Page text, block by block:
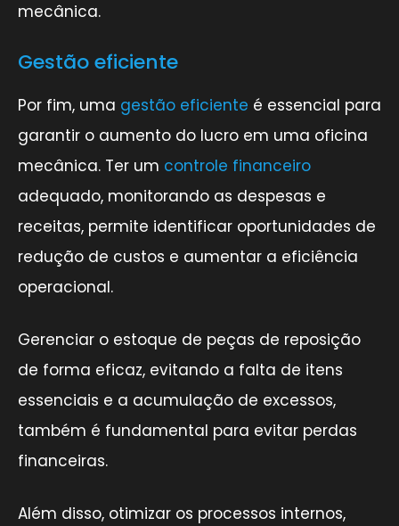
mecânica.
Gestão eficiente
Por fim, uma gestão eficiente é essencial para
garantir o aumento do lucro em uma oficina
mecânica. Ter um controle financeiro
adequado, monitorando as despesas e
receitas, permite identificar oportunidades de
redução de custos e aumentar a eficiência
operacional.
Gerenciar o estoque de peças de reposição
de forma eficaz, evitando a falta de itens
essenciais e a acumulação de excessos,
também é fundamental para evitar perdas
financeiras.
Além disso, otimizar os processos internos,